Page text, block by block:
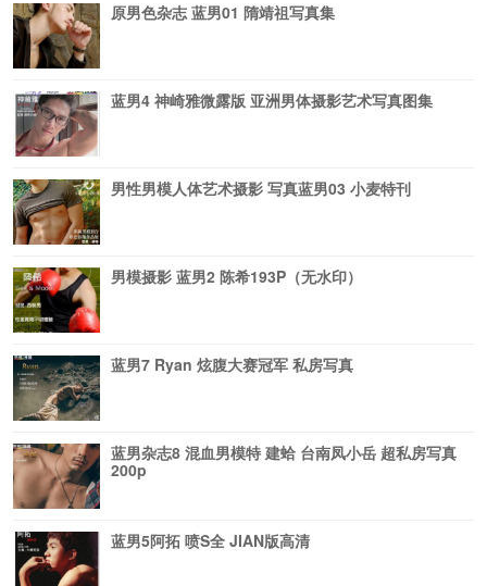
原男色杂志 蓝男01 隋靖祖写真集
蓝男4 神崎雅微露版 亚洲男体摄影艺术写真图集
男性男模人体艺术摄影 写真蓝男03 小麦特刊
男模摄影 蓝男2 陈希193P（无水印）
蓝男7 Ryan 炫腹大赛冠军 私房写真
蓝男杂志8 混血男模特 建蛤 台南凤小岳 超私房写真
200p
蓝男5阿拓 喷S全 JIAN版高清